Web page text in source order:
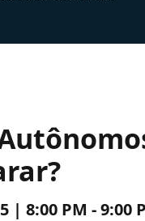
| 8:00 PM -